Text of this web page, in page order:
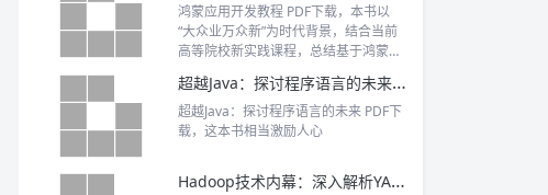
鸿蒙应用开发教程 PDF下载，本书以
“大众业万众新”为时代背景，结合当前
高等院校新实践课程，总结基于鸿蒙的
开发鸿蒙应用程序的实际案例
超越Java：探讨程序语言的未来 PDF下载
超越Java：探讨程序语言的未来 PDF下
载，这本书相当激励人心
Hadoop技术内幕：深入解析YARN架构设计与实现原理 PDF下载